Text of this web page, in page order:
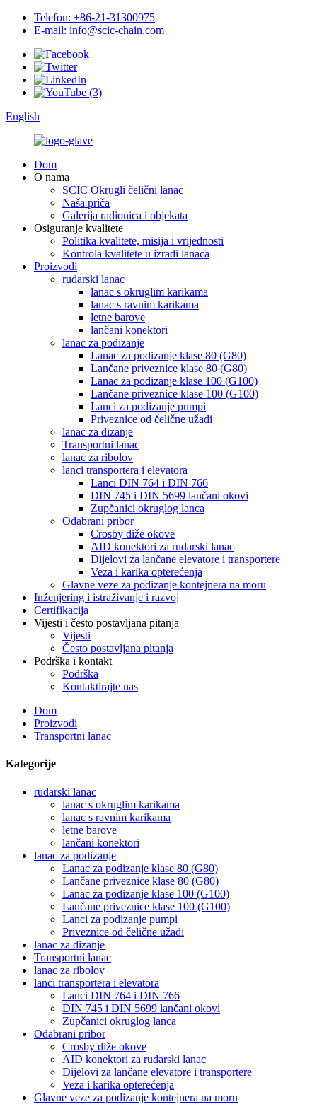
Telefon: +86-21-31300975
E-mail: info@scic-chain.com
English
Dom
O nama
SCIC Okrugli čelični lanac
Naša priča
Galerija radionica i objekata
Osiguranje kvalitete
Politika kvalitete, misija i vrijednosti
Kontrola kvalitete u izradi lanaca
Proizvodi
rudarski lanac
lanac s okruglim karikama
lanac s ravnim karikama
letne barove
lančani konektori
lanac za podizanje
Lanac za podizanje klase 80 (G80)
Lančane priveznice klase 80 (G80)
Lanac za podizanje klase 100 (G100)
Lančane priveznice klase 100 (G100)
Lanci za podizanje pumpi
Priveznice od čelične užadi
lanac za dizanje
Transportni lanac
lanac za ribolov
lanci transportera i elevatora
Lanci DIN 764 i DIN 766
DIN 745 i DIN 5699 lančani okovi
Zupčanici okruglog lanca
Odabrani pribor
Crosby diže okove
AID konektori za rudarski lanac
Dijelovi za lančane elevatore i transportere
Veza i karika opterećenja
Glavne veze za podizanje kontejnera na moru
Inženjering i istraživanje i razvoj
Certifikacija
Vijesti i često postavljana pitanja
Vijesti
Često postavljana pitanja
Podrška i kontakt
Podrška
Kontaktirajte nas
Dom
Proizvodi
Transportni lanac
Kategorije
rudarski lanac
lanac s okruglim karikama
lanac s ravnim karikama
letne barove
lančani konektori
lanac za podizanje
Lanac za podizanje klase 80 (G80)
Lančane priveznice klase 80 (G80)
Lanac za podizanje klase 100 (G100)
Lančane priveznice klase 100 (G100)
Lanci za podizanje pumpi
Priveznice od čelične užadi
lanac za dizanje
Transportni lanac
lanac za ribolov
lanci transportera i elevatora
Lanci DIN 764 i DIN 766
DIN 745 i DIN 5699 lančani okovi
Zupčanici okruglog lanca
Odabrani pribor
Crosby diže okove
AID konektori za rudarski lanac
Dijelovi za lančane elevatore i transportere
Veza i karika opterećenja
Glavne veze za podizanje kontejnera na moru